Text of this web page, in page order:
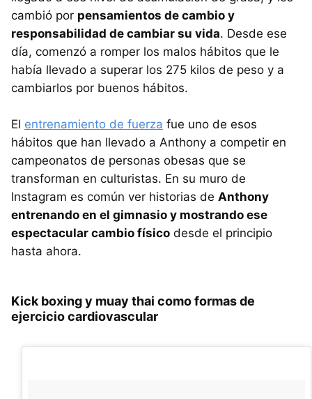
cambió por pensamientos de cambio y
responsabilidad de cambiar su vida. Desde ese
día, comenzó a romper los malos hábitos que le
había llevado a superar los 275 kilos de peso y a
cambiarlos por buenos hábitos.
El entrenamiento de fuerza fue uno de esos
hábitos que han llevado a Anthony a competir en
campeonatos de personas obesas que se
transforman en culturistas. En su muro de
Instagram es común ver historias de Anthony
entrenando en el gimnasio y mostrando ese
espectacular cambio físico desde el principio
hasta ahora.
Kick boxing y muay thai como formas de
ejercicio cardiovascular